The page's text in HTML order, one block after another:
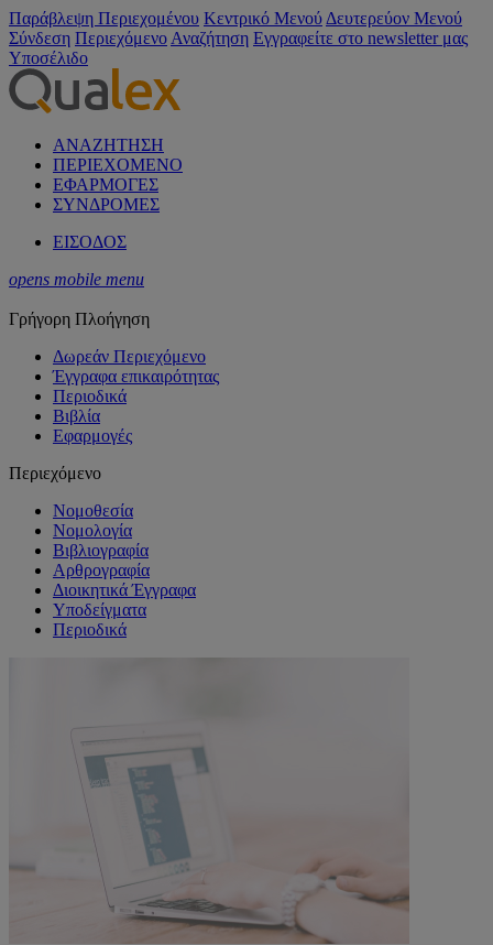
Παράβλεψη Περιεχομένου Κεντρικό Μενού Δευτερεύον Μενού
Σύνδεση Περιεχόμενο Αναζήτηση Εγγραφείτε στο newsletter μας
Υποσέλιδο
ΑΝΑΖΗΤΗΣΗ
ΠΕΡΙΕΧΟΜΕΝΟ
ΕΦΑΡΜΟΓΕΣ
ΣΥΝΔΡΟΜΕΣ
ΕΙΣΟΔΟΣ
opens mobile menu
Γρήγορη Πλοήγηση
Δωρεάν Περιεχόμενο
Έγγραφα επικαιρότητας
Περιοδικά
Βιβλία
Εφαρμογές
Περιεχόμενο
Νομοθεσία
Νομολογία
Βιβλιογραφία
Αρθρογραφία
Διοικητικά Έγγραφα
Υποδείγματα
Περιοδικά